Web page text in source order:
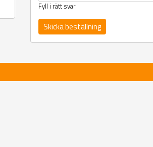
Fyll i rätt svar.